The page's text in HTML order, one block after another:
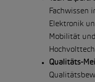
Fachwissen
Elektronik
Mobilität
Qualitäts-